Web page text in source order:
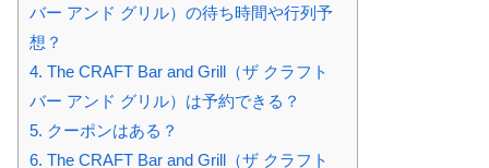
バー アンド グリル）の待ち時間や行列予
想？
4. The CRAFT Bar and Grill（ザ クラフト
バー アンド グリル）は予約できる？
5. クーポンはある？
6. The CRAFT Bar and Grill（ザ クラフト